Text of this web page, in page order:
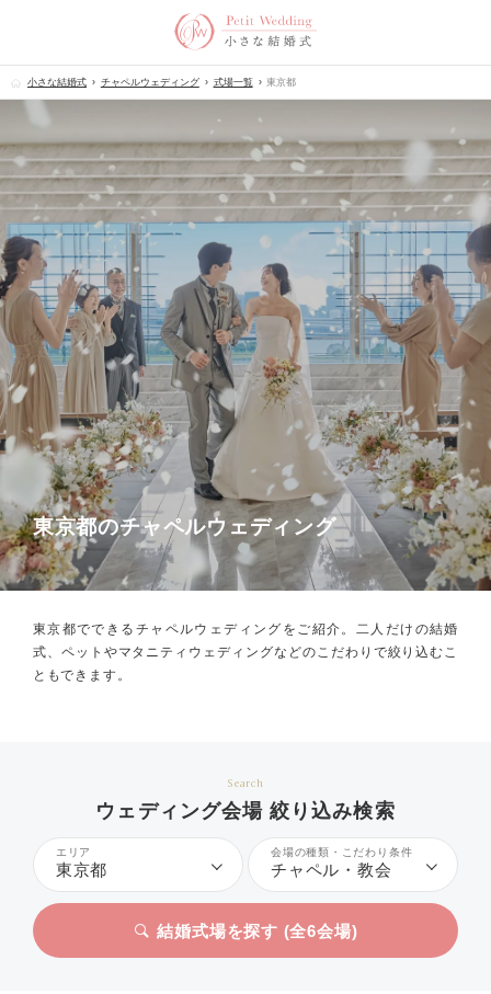
小さな結婚式 チャペルウェディング 式場一覧 東京都
東京都のチャペルウェディング
東京都でできるチャペルウェディングをご紹介。 二人だけの結婚
式、ペットやマタニティウェディングなどのこだわりで絞り込むこ
ともできます。
Search
ウェディング会場 絞り込み検索
エリア
東京都
会場の種類・こだわり条件
チャペル・教会
結婚式場を探す (全6会場)